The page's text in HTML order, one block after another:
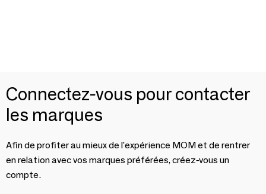
Connectez-vous pour contacter
les marques
Afin de profiter au mieux de l'expérience MOM et de rentrer
en relation avec vos marques préférées, créez-vous un
compte.